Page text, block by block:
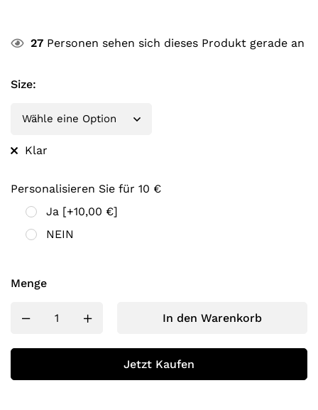
27 Personen sehen sich dieses Produkt gerade an
Size:
Klar
Personalisieren Sie für 10 €
Ja [+10,00 €]
NEIN
Menge
In den Warenkorb
Jetzt Kaufen